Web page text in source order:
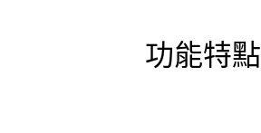
功能特點